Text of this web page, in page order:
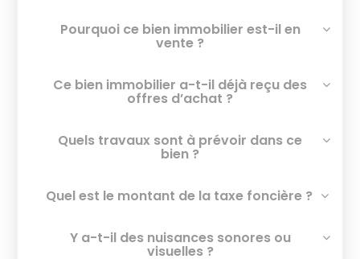
Pourquoi ce bien immobilier est-il en
vente ?
Ce bien immobilier a-t-il déjà reçu des
offres d’achat ?
Quels travaux sont à prévoir dans ce
bien ?
Quel est le montant de la taxe foncière ?
Y a-t-il des nuisances sonores ou
visuelles ?